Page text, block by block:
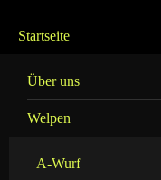
Startseite
Über uns
Welpen
A-Wurf